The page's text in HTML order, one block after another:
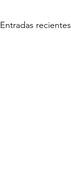
Entradas recientes